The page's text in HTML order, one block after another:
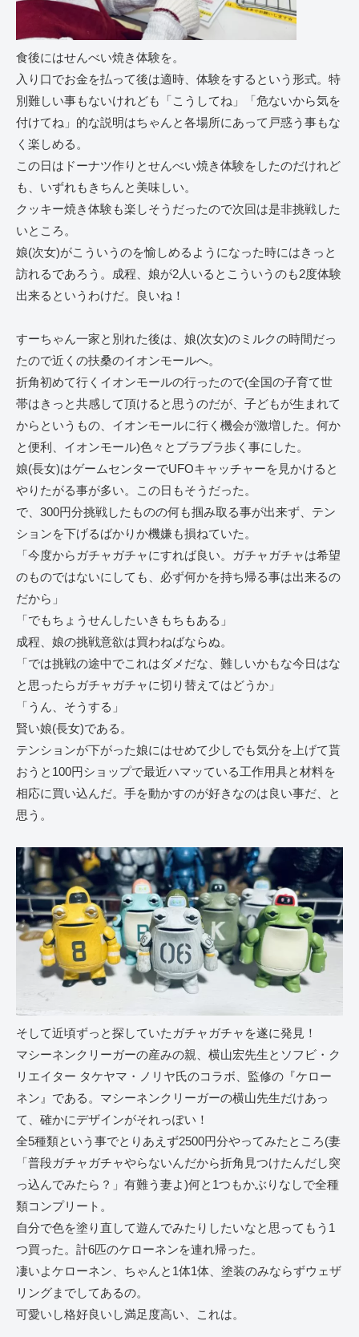
食後にはせんべい焼き体験を。
入り口でお金を払って後は適時、体験をするという形式。特
別難しい事もないけれども「こうしてね」「危ないから気を
付けてね」的な説明はちゃんと各場所にあって戸惑う事もな
く楽しめる。
この日はドーナツ作りとせんべい焼き体験をしたのだけれど
も、いずれもきちんと美味しい。
クッキー焼き体験も楽しそうだったので次回は是非挑戦した
いところ。
娘(次女)がこういうのを愉しめるようになった時にはきっと
訪れるであろう。成程、娘が2人いるとこういうのも2度体験
出来るというわけだ。良いね！
すーちゃん一家と別れた後は、娘(次女)のミルクの時間だっ
たので近くの扶桑のイオンモールへ。
折角初めて行くイオンモールの行ったので(全国の子育て世
帯はきっと共感して頂けると思うのだが、子どもが生まれて
からというもの、イオンモールに行く機会が激増した。何か
と便利、イオンモール)色々とブラブラ歩く事にした。
娘(長女)はゲームセンターでUFOキャッチャーを見かけると
やりたがる事が多い。この日もそうだった。
で、300円分挑戦したものの何も掴み取る事が出来ず、テン
ションを下げるばかりか機嫌も損ねていた。
「今度からガチャガチャにすれば良い。ガチャガチャは希望
のものではないにしても、必ず何かを持ち帰る事は出来るの
だから」
「でもちょうせんしたいきもちもある」
成程、娘の挑戦意欲は買わねばならぬ。
「では挑戦の途中でこれはダメだな、難しいかもな今日はな
と思ったらガチャガチャに切り替えてはどうか」
「うん、そうする」
賢い娘(長女)である。
テンションが下がった娘にはせめて少しでも気分を上げて貰
おうと100円ショップで最近ハマッている工作用具と材料を
相応に買い込んだ。手を動かすのが好きなのは良い事だ、と
思う。
そして近頃ずっと探していたガチャガチャを遂に発見！
マシーネンクリーガーの産みの親、横山宏先生とソフビ・ク
リエイター タケヤマ・ノリヤ氏のコラボ、監修の『ケロー
ネン』である。マシーネンクリーガーの横山先生だけあっ
て、確かにデザインがそれっぽい！
全5種類という事でとりあえず2500円分やってみたところ(妻
「普段ガチャガチャやらないんだから折角見つけたんだし突
っ込んでみたら？」有難う妻よ)何と1つもかぶりなしで全種
類コンプリート。
自分で色を塗り直して遊んでみたりしたいなと思ってもう1
つ買った。計6匹のケローネンを連れ帰った。
凄いよケローネン、ちゃんと1体1体、塗装のみならずウェザ
リングまでしてあるの。
可愛いし格好良いし満足度高い、これは。